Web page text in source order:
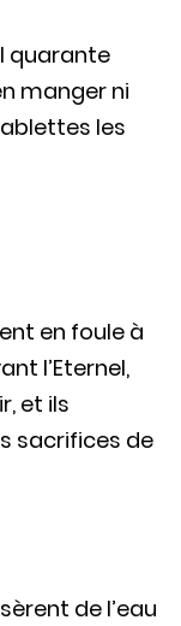
quarante
manger ni
les
en foule à
l’Eternel,
et ils
sacrifices de
de l’eau